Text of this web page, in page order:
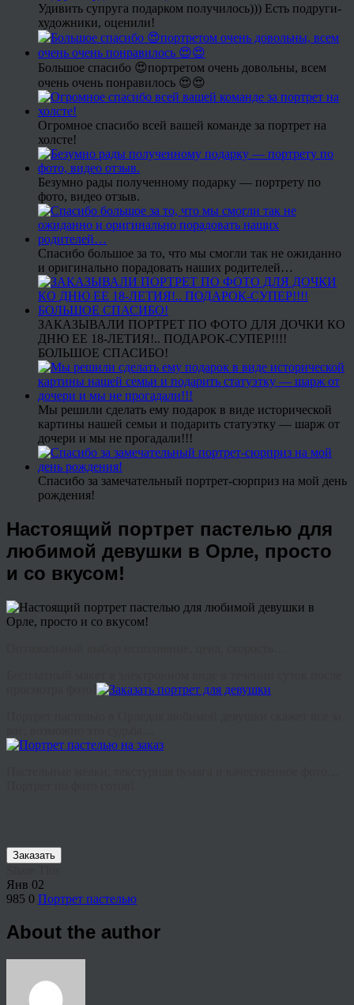
Удивить супруга подарком получилось))) Есть подруги-
художники, оценили!
Большое спасибо 😍портретом очень довольны, всем
очень очень понравилось 😍😍
Огромное спасибо всей вашей команде за портрет на
холсте!
Безумно рады полученному подарку — портрету по
фото, видео отзыв.
Спасибо большое за то, что мы смогли так не ожиданно
и оригинально порадовать наших родителей…
ЗАКАЗЫВАЛИ ПОРТРЕТ ПО ФОТО ДЛЯ ДОЧКИ КО
ДНЮ ЕЕ 18-ЛЕТИЯ!.. ПОДАРОК-СУПЕР!!!!
БОЛЬШОЕ СПАСИБО!
Мы решили сделать ему подарок в виде исторической
картины нашей семьи и подарить статуэтку — шарж от
дочери и мы не прогадали!!!
Спасибо за замечательный портрет-сюрприз на мой день
рождения!
Настоящий портрет пастелью для
любимой девушки в Орле, просто
и со вкусом!
Заказать
Янв 02
985 0 Портрет пастелью
About the author